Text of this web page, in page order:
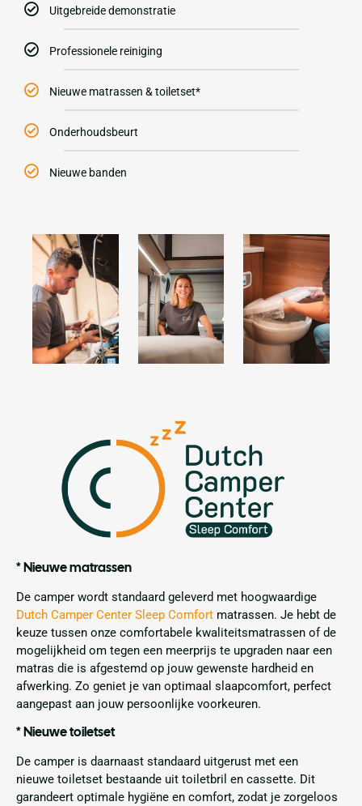
Uitgebreide demonstratie
Professionele reiniging
Nieuwe matrassen & toiletset*
Onderhoudsbeurt
Nieuwe banden
* Nieuwe matrassen
De camper wordt standaard geleverd met hoogwaardige
Dutch Camper Center Sleep Comfort matrassen. Je hebt de
keuze tussen onze comfortabele kwaliteitsmatrassen of de
mogelijkheid om tegen een meerprijs te upgraden naar een
matras die is afgestemd op jouw gewenste hardheid en
afwerking. Zo geniet je van optimaal slaapcomfort, perfect
aangepast aan jouw persoonlijke voorkeuren.
* Nieuwe toiletset
De camper is daarnaast standaard uitgerust met een
nieuwe toiletset bestaande uit toiletbril en cassette. Dit
garandeert optimale hygiëne en comfort, zodat je zorgeloos